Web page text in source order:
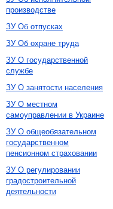
производстве
ЗУ Об отпусках
ЗУ Об охране труда
ЗУ О государственной
службе
ЗУ О занятости населения
ЗУ О местном
самоуправлении в Украине
ЗУ О общеобязательном
государственном
пенсионном страховании
ЗУ О регулировании
градостроительной
деятельности